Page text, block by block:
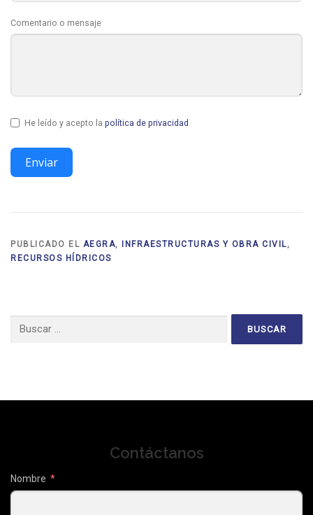
Comentario o mensaje
He leído y acepto la política de privacidad
Enviar
PUBLICADO EL AEGRA, INFRAESTRUCTURAS Y OBRA CIVIL,
RECURSOS HÍDRICOS
Contáctanos
Nombre